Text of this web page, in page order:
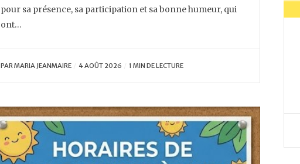
pour sa présence, sa participation et sa bonne humeur, qui
ont…
PARMARIA JEANMAIRE 4 AOÛT 2026 1 MIN DE LECTURE